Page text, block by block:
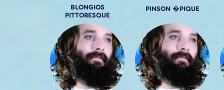
BLONGIOS
PITTORESQUE
PINSON �PIQUE